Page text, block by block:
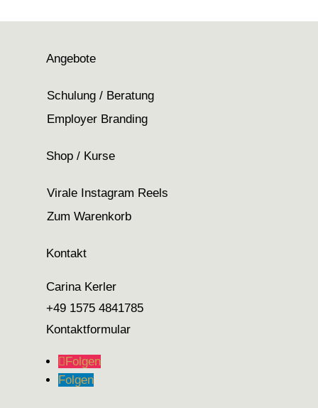
Angebote
Schulung / Beratung
Employer Branding
Shop / Kurse
Virale Instagram Reels
Zum Warenkorb
Kontakt
Carina Kerler
+49 1575 4841785
Kontaktformular
Folgen
Folgen